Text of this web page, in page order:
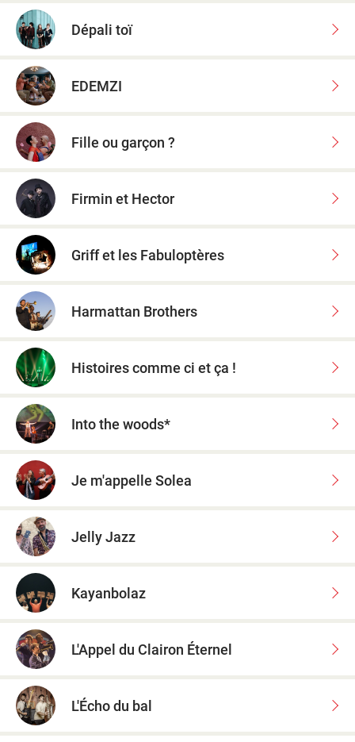
Dépali toï
EDEMZI
Fille ou garçon ?
Firmin et Hector
Griff et les Fabuloptères
Harmattan Brothers
Histoires comme ci et ça !
Into the woods*
Je m'appelle Solea
Jelly Jazz
Kayanbolaz
L'Appel du Clairon Éternel
L'Écho du bal